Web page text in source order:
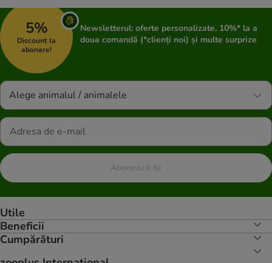
5%
Discount la
abonare!
Newsletterul: oferte personalizate, 10%* la a
doua comandă (*clienți noi) și multe surprize
Alege animalul / animalele
Abonează-te
Utile
Beneficii
Cumpărături